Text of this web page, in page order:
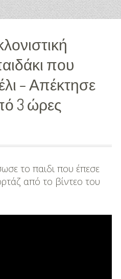
που
– Απέκτησε
3 ώρες
το παιδι που έπεσε
από το βίντεο του